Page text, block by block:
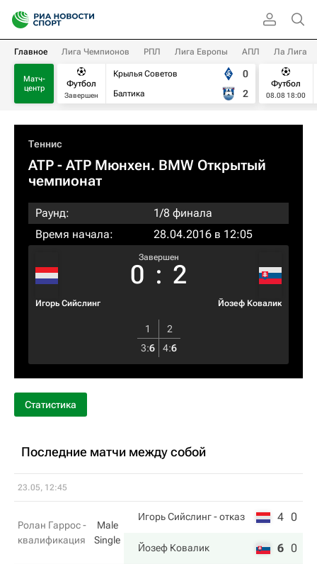
Главное Лига Чемпионов РПЛ Лига Европы АПЛ Ла Лига
Матч-
центр
Футбол
Завершен
Крылья Советов
Балтика
0
2
Футбол
08.08 18:00
Теннис
ATP - ATP Мюнхен. BMW Открытый
чемпионат
Раунд:
1/8 финала
Время начала:
28.04.2016 в 12:05
Игорь Сийслинг
Завершен
0 : 2
Йозеф Ковалик
1
2
3:6 4:6
Статистика
Последние матчи между собой
23.05, 12:45
Ролан Гаррос -
квалификация
Male
Single
Игорь Сийслинг- отказ 4 0
Йозеф Ковалик 6 0